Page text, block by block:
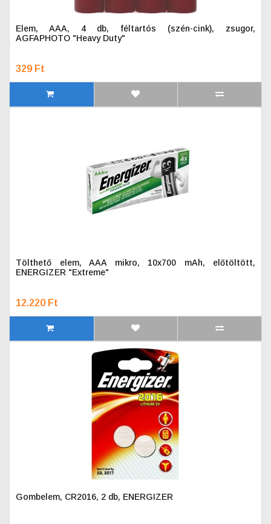
Elem, AAA, 4 db, féltartós (szén-cink), zsugor,
AGFAPHOTO "Heavy Duty"
329 Ft
Tölthető elem, AAA mikro, 10x700 mAh, előtöltött,
ENERGIZER "Extreme"
12.220 Ft
Gombelem, CR2016, 2 db, ENERGIZER